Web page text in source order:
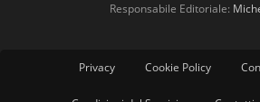
Responsabile Editoriale:
Privacy Cookie Policy